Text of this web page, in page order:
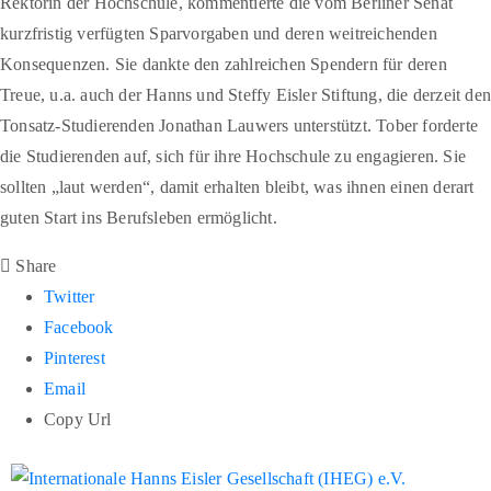
kurzfristig verfügten Sparvorgaben und deren weitreichenden
Konsequenzen. Sie dankte den zahlreichen Spendern für deren
Treue, u.a. auch der Hanns und Steffy Eisler Stiftung, die derzeit den
Tonsatz-Studierenden Jonathan Lauwers unterstützt. Tober forderte
die Studierenden auf, sich für ihre Hochschule zu engagieren. Sie
sollten „laut werden“, damit erhalten bleibt, was ihnen einen derart
guten Start ins Berufsleben ermöglicht.
Share
Twitter
Facebook
Pinterest
Email
Copy Url